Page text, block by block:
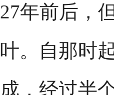
27年前后，
叶。自那时
成，经过半